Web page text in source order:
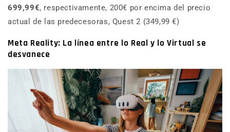
699,99€, respectivamente, 200€ por encima del precio
actual de las predecesoras, Quest 2 (349,99 €)
Meta Reality: La línea entre lo Real y lo Virtual se
desvanece